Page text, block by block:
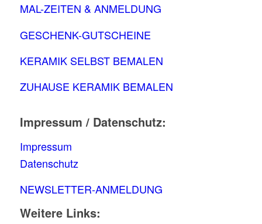
MAL-ZEITEN & ANMELDUNG
GESCHENK-GUTSCHEINE
KERAMIK SELBST BEMALEN
ZUHAUSE KERAMIK BEMALEN
Impressum / Datenschutz:
Impressum
Datenschutz
NEWSLETTER-ANMELDUNG
Weitere Links: